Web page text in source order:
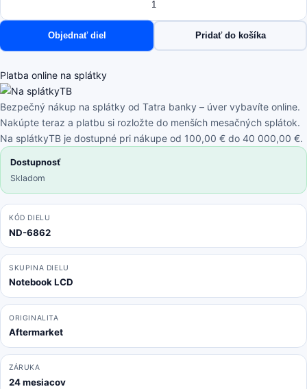
15.6
LCD
NanoEdge
30
pin
Full
HD
Bez
úchytov
Objednať diel Pridať do košíka
Platba online na splátky
Bezpečný nákup na splátky od Tatra banky – úver vybavíte online.
Nakúpte teraz a platbu si rozložte do menších mesačných splátok.
Na splátkyTB je dostupné pri nákupe od 100,00 € do 40 000,00 €.
Dostupnosť
Skladom
KÓD DIELU
ND-6862
SKUPINA DIELU
Notebook LCD
ORIGINALITA
Aftermarket
ZÁRUKA
24 mesiacov